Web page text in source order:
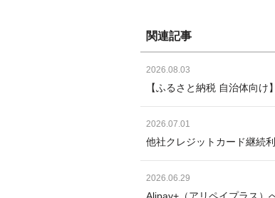
関連記事
2026.08.03
【ふるさと納税 自治体向
2026.07.01
他社クレジットカード継続
2026.06.29
Alipay+（アリペイプラス）